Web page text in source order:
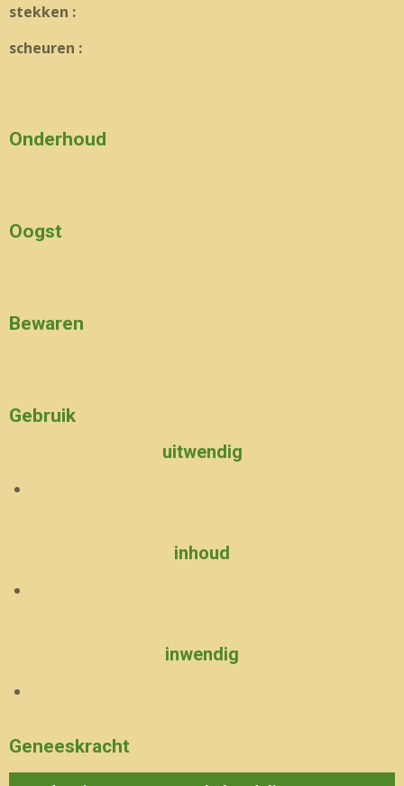
stekken :
scheuren :
Onderhoud
Oogst
Bewaren
Gebruik
uitwendig
inhoud
inwendig
Geneeskracht